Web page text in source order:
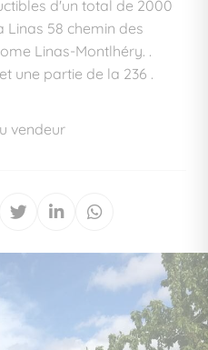
d'un total de 2000
Linas 58 chemin des
Linas-Montlhéry. .
une partie de la 236 .
vendeur